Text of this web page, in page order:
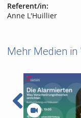
Referent/in:
Anne L'Huillier
Mehr Medien in